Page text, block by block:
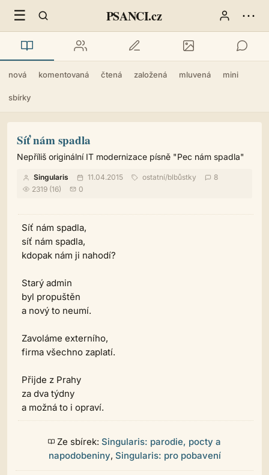
☰ PSANCI.cz ⋯
nová komentovaná čtená založená mluvená mini
sbírky
Síť nám spadla
Nepříliš originální IT modernizace písně "Pec nám spadla"
Singularis 11.04.2015 ostatní/blbůstky
8
2319 (16)
0
Síť nám spadla,
síť nám spadla,
kdopak nám ji nahodí?
Starý admin
byl propuštěn
a nový to neumí.
Zavoláme externího,
firma všechno zaplatí.
Přijde z Prahy
za dva týdny
a možná to i opraví.
Ze sbírek: Singularis: parodie, pocty a
napodobeniny, Singularis: pro pobavení